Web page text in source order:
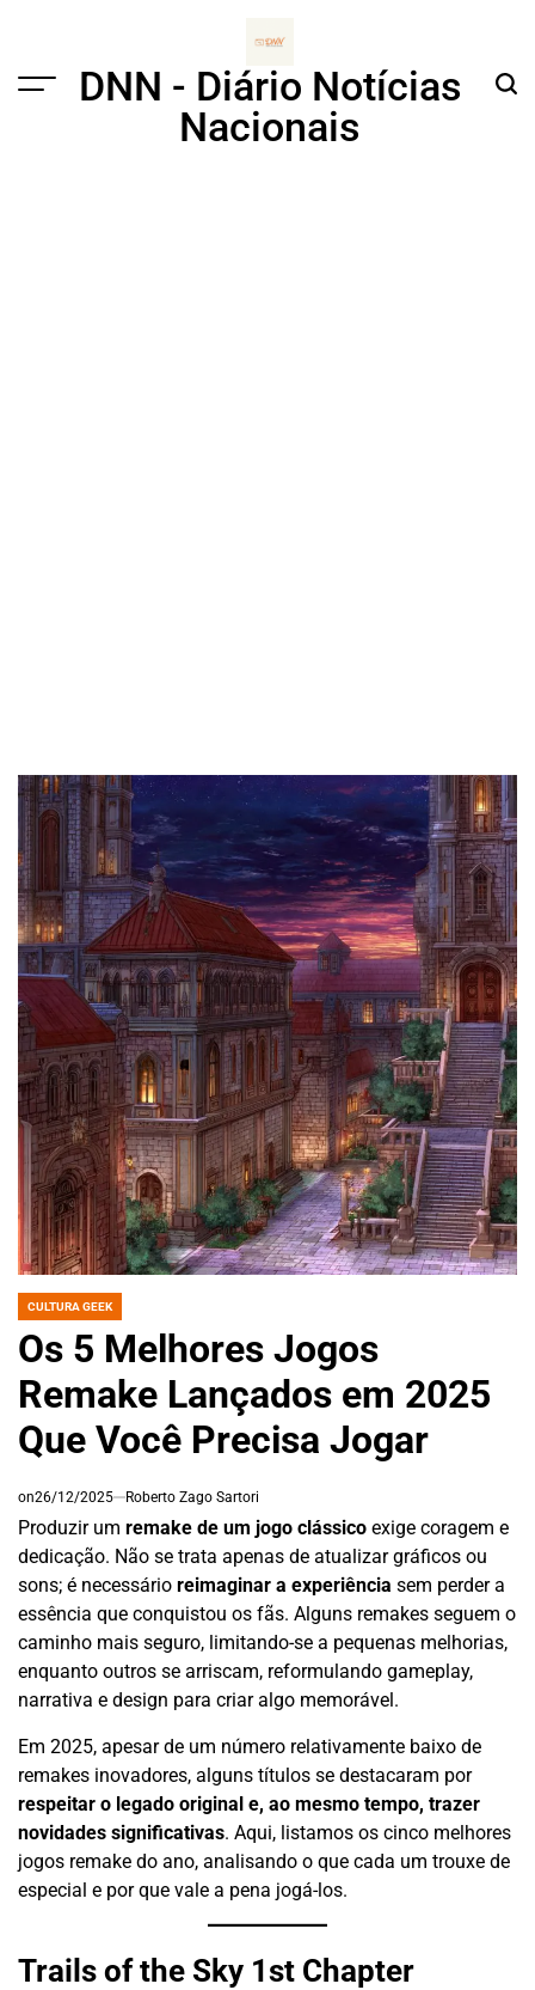
Menu
DNN - Diário Notícias
Nacionais
POSTED
CULTURA GEEK
Os 5 Melhores Jogos
Remake Lançados em 2025
Que Você Precisa Jogar
on26/12/2025 Roberto Zago Sartori
Produzir um remake de um jogo clássico exige coragem e
dedicação. Não se trata apenas de atualizar gráficos ou
sons; é necessário reimaginar a experiência sem perder a
essência que conquistou os fãs. Alguns remakes seguem o
caminho mais seguro, limitando-se a pequenas melhorias,
enquanto outros se arriscam, reformulando gameplay,
narrativa e design para criar algo memorável.
Em 2025, apesar de um número relativamente baixo de
remakes inovadores, alguns títulos se destacaram por
respeitar o legado original e, ao mesmo tempo, trazer
novidades significativas. Aqui, listamos os cinco melhores
jogos remake do ano, analisando o que cada um trouxe de
especial e por que vale a pena jogá-los.
Trails of the Sky 1st Chapter